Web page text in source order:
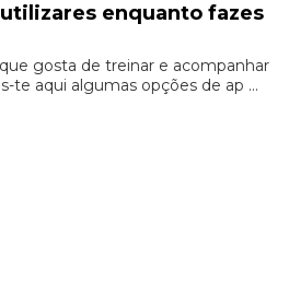
enquanto fazes
gosta de treinar e acompanhar
te aqui algumas opções de ap ...